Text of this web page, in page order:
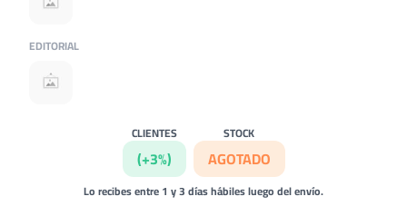
EDITORIAL
CLIENTES
(+3%)
STOCK
AGOTADO
Lo recibes entre 1 y 3 días hábiles luego del envío.